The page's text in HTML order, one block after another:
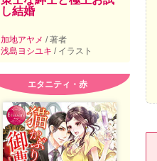
し結婚
加地アヤメ / 著者
浅島ヨシユキ / イラスト
エタニティ・赤